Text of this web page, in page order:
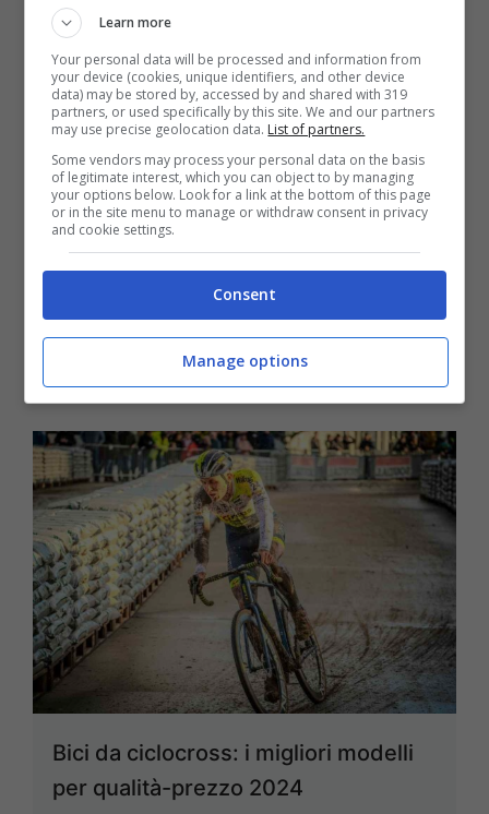
Bici BMX: i migliori modelli di
biciclette BMX per qualità-prezzo
8 Gennaio 2024
Bici da ciclocross: i migliori modelli
per qualità-prezzo 2024
Learn more
Your personal data will be processed and information from
your device (cookies, unique identifiers, and other device
data) may be stored by, accessed by and shared with 319
partners, or used specifically by this site. We and our partners
may use precise geolocation data. List of partners.
Some vendors may process your personal data on the basis
of legitimate interest, which you can object to by managing
your options below. Look for a link at the bottom of this page
or in the site menu to manage or withdraw consent in privacy
and cookie settings.
Consent
Manage options